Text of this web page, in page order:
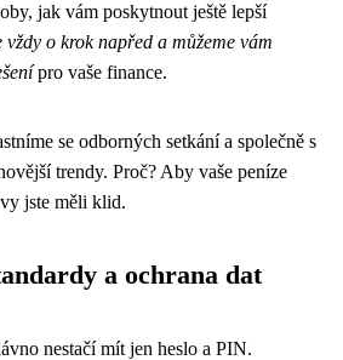
jak vám poskytnout ještě lepší
o krok napřed a můžeme vám
pro vaše finance.
se odborných setkání a společně s
trendy. Proč? Aby vaše peníze
jste měli klid.
a ochrana dat
nestačí mít jen heslo a PIN.